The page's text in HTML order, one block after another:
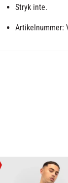
Stryk inte.
Artikelnummer: